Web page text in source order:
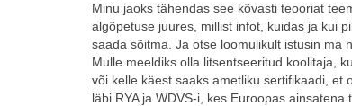
Minu jaoks tähendas see kõvasti teooriat
algõpetuse juures, millist infot, kuidas ja kui
saada sõitma. Ja otse loomulikult istusin ma
Mulle meeldiks olla litsentseeritud koolitaja,
või kelle käest saaks ametliku sertifikaadi, et
läbi RYA ja WDVS-i, kes Euroopas